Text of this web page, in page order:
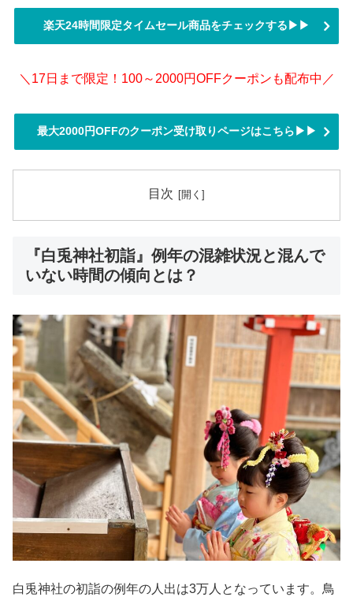
楽天24時間限定タイムセール商品をチェックする▶▶
＼17日まで限定！100～2000円OFFクーポンも配布中／
最大2000円OFFのクーポン受け取りページはこちら▶▶
目次
『白兎神社初詣』例年の混雑状況と混んで
いない時間の傾向とは？
白兎神社の初詣の例年の人出は3万人となっています。鳥